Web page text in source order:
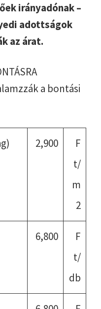
irányadónak –
adottságok
az árat.
a bontási
2,900
F
t/
m
2
6,800
F
t/
db